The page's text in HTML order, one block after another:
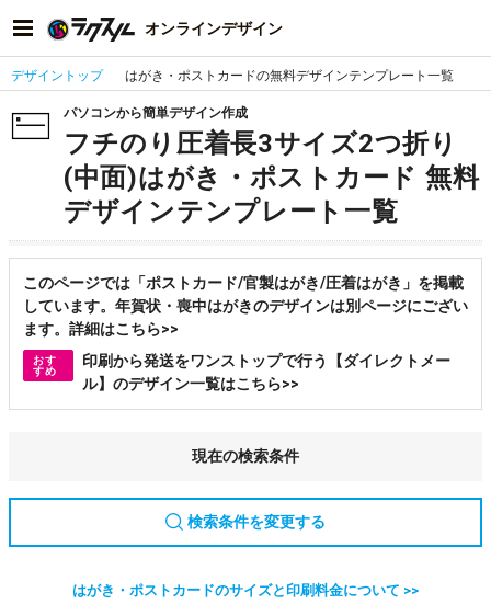
オンラインデザイン
デザイントップ はがき・ポストカードの無料デザインテンプレート一覧
パソコンから簡単デザイン作成
フチのり圧着長3サイズ2つ折り
(中面)はがき・ポストカード 無料
デザインテンプレート一覧
このページでは「ポストカード/官製はがき/圧着はがき」を掲載
しています。年賀状・喪中はがきのデザインは別ページにござい
ます。詳細はこちら>>
おす
すめ
印刷から発送をワンストップで行う【ダイレクトメー
ル】のデザイン一覧はこちら>>
現在の検索条件
検索条件を変更する
はがき・ポストカードのサイズと印刷料金について >>